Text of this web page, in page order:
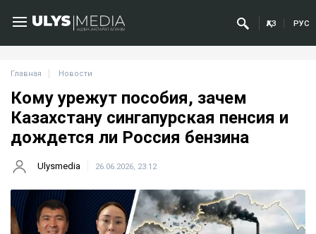
ҚАЗ РУС
Главная Новости
Кому урежут пособия, зачем
Казахстану сингапурская пенсия и
дождется ли Россия бензина
Ulysmedia 26.06.2026, 23:12